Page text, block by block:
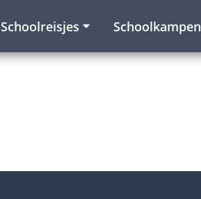
Schoolreisjes Schoolkampen